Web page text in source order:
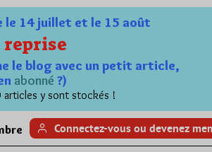
le 14 juillet et le 15 août
reprise
le blog avec un petit article,
abonné ?)
articles y sont stockés !
Connectez-vous ou devenez